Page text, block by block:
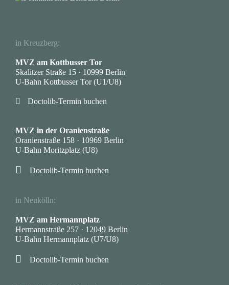
in Kreuzberg:
MVZ am Kottbusser Tor
Skalitzer Straße 15 · 10999 Berlin
U-Bahn Kottbusser Tor (U1/U8)
 Doctolib-Termin buchen
MVZ in der Oranienstraße
Oranienstraße 158 · 10969 Berlin
U-Bahn Moritzplatz (U8)
 Doctolib-Termin buchen
in Neukölln:
MVZ am Hermannplatz
Hermannstraße 257 · 12049 Berlin
U-Bahn Hermannplatz (U7/U8)
 Doctolib-Termin buchen